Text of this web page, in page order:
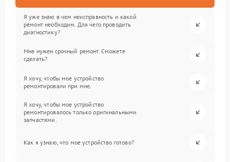
Я уже знаю в чем неисправность и какой
ремонт необходим. Для чего проводить
диагностику?
Мне нужен срочный ремонт. Сможете
сделать?
Я хочу, чтобы мое устройство
ремонтировали при мне.
Я хочу, чтобы мое устройство
ремонтировалось только оригинальными
запчастями.
Как я узнаю, что мое устройство готово?